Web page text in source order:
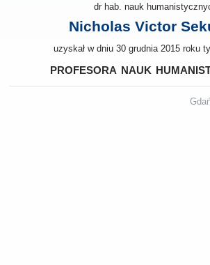
dr hab. nauk
Nicholas Victor
uzyskał w dniu 30 grudnia 2015 roku
profesora nauk